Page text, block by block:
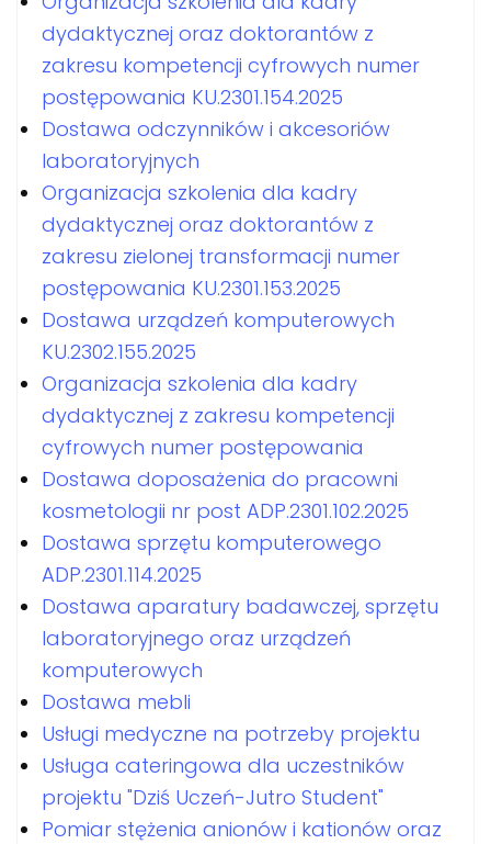
dydaktycznej oraz doktorantów z
zakresu kompetencji cyfrowych numer
postępowania KU.2301.154.2025
Dostawa odczynników i akcesoriów
laboratoryjnych
Organizacja szkolenia dla kadry
dydaktycznej oraz doktorantów z
zakresu zielonej transformacji numer
postępowania KU.2301.153.2025
Dostawa urządzeń komputerowych
KU.2302.155.2025
Organizacja szkolenia dla kadry
dydaktycznej z zakresu kompetencji
cyfrowych numer postępowania
Dostawa doposażenia do pracowni
kosmetologii nr post ADP.2301.102.2025
Dostawa sprzętu komputerowego
ADP.2301.114.2025
Dostawa aparatury badawczej, sprzętu
laboratoryjnego oraz urządzeń
komputerowych
Dostawa mebli
Usługi medyczne na potrzeby projektu
Usługa cateringowa dla uczestników
projektu "Dziś Uczeń-Jutro Student"
Pomiar stężenia anionów i kationów oraz